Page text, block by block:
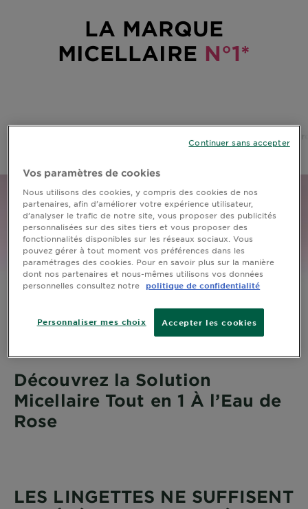
ENGAGEMENTS
l'ingrédient
Bündchen
magazine
LA MARQUE
MICELLAIRE N°1*
Découvrez la Solution
Micellaire Tout en 1 À l’Eau de
Rose
LES LINGETTES NE SUFFISENT
Vos paramètres de cookies
Nous utilisons des cookies, y compris des cookies de nos
partenaires, afin d’améliorer votre expérience utilisateur,
d’analyser le trafic de notre site, vous proposer des publicités
personnalisées sur des sites tiers et vous proposer des
fonctionnalités disponibles sur les réseaux sociaux. Vous
pouvez gérer à tout moment vos préférences dans les
paramétrages des cookies. Pour en savoir plus sur la manière
dont nos partenaires et nous-mêmes utilisons vos données
personnelles consultez notre
politique de confidentialité
Accepter les cookies
Personnaliser mes choix
Continuer sans accepter